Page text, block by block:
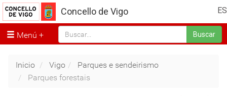
ES
Concello de Vigo
Menú Buscar
Inicio Vigo
Parques e sendeirismo
Parques forestais